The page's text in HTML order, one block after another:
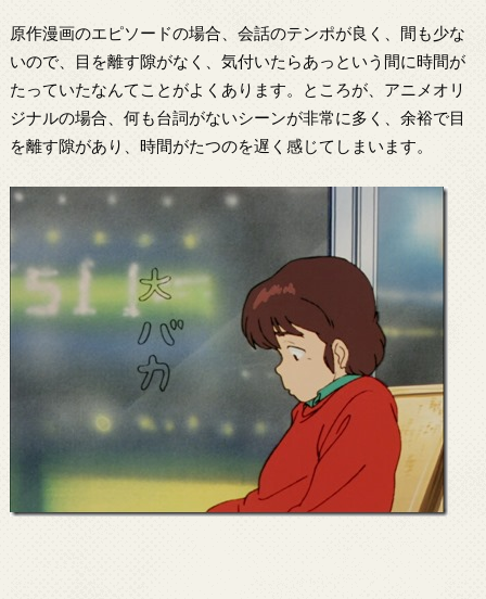
原作漫画のエピソードの場合、会話のテンポが良く、間も少な
いので、目を離す隙がなく、気付いたらあっという間に時間が
たっていたなんてことがよくあります。ところが、アニメオリ
ジナルの場合、何も台詞がないシーンが非常に多く、余裕で目
を離す隙があり、時間がたつのを遅く感じてしまいます。